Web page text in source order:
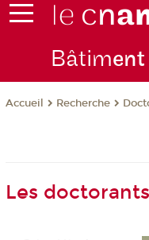
Bâtim
Accueil Recherche
Les doctorants